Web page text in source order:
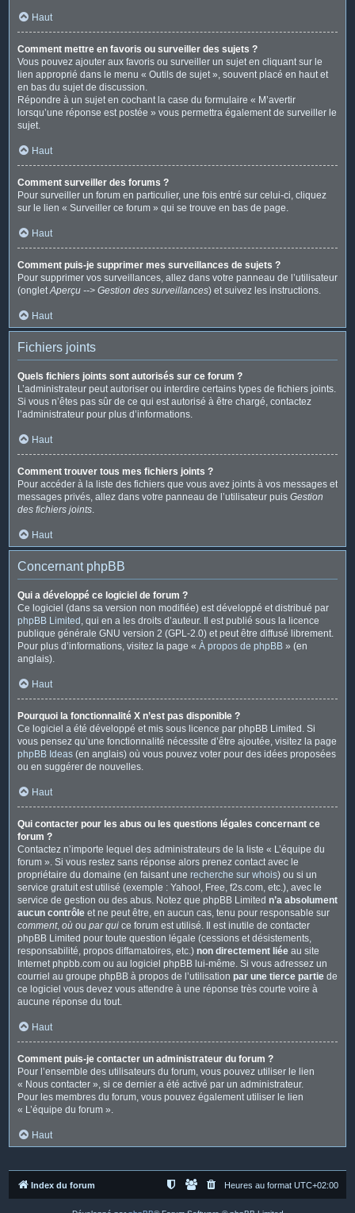
Haut
Comment mettre en favoris ou surveiller des sujets ?
Vous pouvez ajouter aux favoris ou surveiller un sujet en cliquant sur le
lien approprié dans le menu « Outils de sujet », souvent placé en haut et
en bas du sujet de discussion.
Répondre à un sujet en cochant la case du formulaire « M’avertir
lorsqu’une réponse est postée » vous permettra également de surveiller le
sujet.
Haut
Comment surveiller des forums ?
Pour surveiller un forum en particulier, une fois entré sur celui-ci, cliquez
sur le lien « Surveiller ce forum » qui se trouve en bas de page.
Haut
Comment puis-je supprimer mes surveillances de sujets ?
Pour supprimer vos surveillances, allez dans votre panneau de l’utilisateur
(ongletAperçu --> Gestion des surveillances) et suivez les instructions.
Haut
Fichiers joints
Quels fichiers joints sont autorisés sur ce forum ?
L’administrateur peut autoriser ou interdire certains types de fichiers joints.
Si vous n’êtes pas sûr de ce qui est autorisé à être chargé, contactez
l’administrateur pour plus d’informations.
Haut
Comment trouver tous mes fichiers joints ?
Pour accéder à la liste des fichiers que vous avez joints à vos messages et
messages privés, allez dans votre panneau de l’utilisateur puis Gestion
des fichiers joints.
Haut
Concernant phpBB
Qui a développé ce logiciel de forum ?
Ce logiciel (dans sa version non modifiée) est développé et distribué par
phpBB Limited , qui en a les droits d’auteur. Il est publié sous la licence
publique générale GNU version 2 (GPL-2.0) et peut être diffusé librement.
Pour plus d’informations, visitez la page « À propos de phpBB » (en
anglais).
Haut
Pourquoi la fonctionnalité X n’est pas disponible ?
Ce logiciel a été développé et mis sous licence par phpBB Limited. Si
vous pensez qu’une fonctionnalité nécessite d’être ajoutée, visitez la page
phpBB Ideas (en anglais) où vous pouvez voter pour des idées proposées
ou en suggérer de nouvelles.
Haut
Qui contacter pour les abus ou les questions légales concernant ce
forum ?
Contactez n’importe lequel des administrateurs de la liste « L’équipe du
forum ». Si vous restez sans réponse alors prenez contact avec le
propriétaire du domaine (en faisant une recherche sur whois) ou si un
service gratuit est utilisé (exemple : Yahoo!, Free, f2s.com, etc.), avec le
service de gestion ou des abus. Notez que phpBB Limited n’a absolument
aucun contrôle et ne peut être, en aucun cas, tenu pour responsable sur
comment, où ou par qui ce forum est utilisé. Il est inutile de contacter
phpBB Limited pour toute question légale (cessions et désistements,
responsabilité, propos diffamatoires, etc.) non directement liée au site
Internet phpbb.com ou au logiciel phpBB lui-même. Si vous adressez un
courriel au groupe phpBB à propos de l’utilisation par une tierce partie de
ce logiciel vous devez vous attendre à une réponse très courte voire à
aucune réponse du tout.
Haut
Comment puis-je contacter un administrateur du forum ?
Pour l’ensemble des utilisateurs du forum, vous pouvez utiliser le lien
« Nous contacter », si ce dernier a été activé par un administrateur.
Pour les membres du forum, vous pouvez également utiliser le lien
« L’équipe du forum ».
Haut
Index du forum Heures au format UTC+02:00